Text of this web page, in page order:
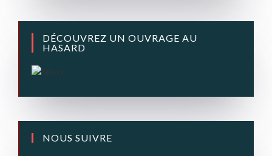
DÉCOUVREZ UN OUVRAGE AU
HASARD
NOUS SUIVRE